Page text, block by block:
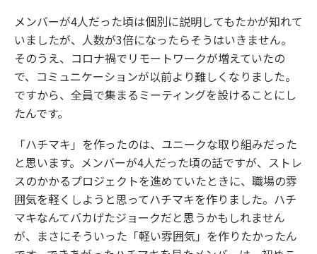
メンバーが4人だった頃は個別に説明してもたかが知れて
いましたが、人数が3倍になったらそうはいきません。
そのうえ、コロナ禍でリモートワークが増えていたの
で、コミュニケーションが以前より難しくなりました。
ですから、全員で集まるミーティングを設けることにし
たんです。
「ハチマキ」を作ったのは、ユニークな取り組みだった
と思います。メンバーが4人だった頃の話ですが、ストレ
スのかかるプロジェクトを進めていたときに、職場の雰
囲気を軽くしようと思ってハチマキを作りました。ハチ
マキなんてバカげたジョークだと思うかもしれません
が、まさにそういった「軽い雰囲気」を作りたかったん